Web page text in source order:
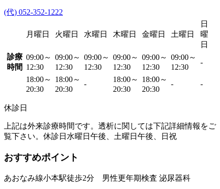
(代) 052-352-1222
月曜日 火曜日 水曜日 木曜日 金曜日 土曜日
日
曜
日
診療
時間
09:00～
12:30
09:00～
12:30
09:00～
12:30
09:00～
12:30
09:00～
12:30
09:00～
12:30
-
18:00～
20:30
18:00～
20:30
-
18:00～
20:30
18:00～
20:30
- -
休診日
上記は外来診療時間です。透析に関しては下記詳細情報をご
覧下さい。休診日水曜日午後、土曜日午後、日祝
おすすめポイント
あおなみ線小本駅徒歩2分 男性更年期検査 泌尿器科